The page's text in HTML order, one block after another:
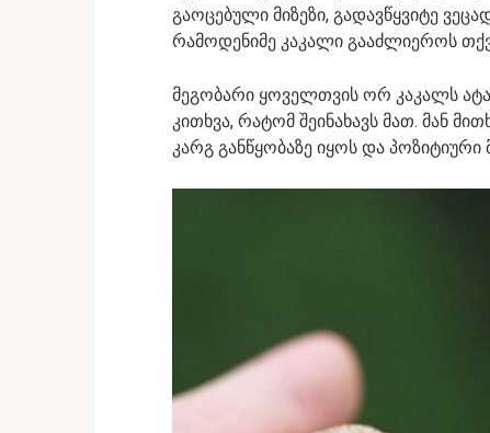
გაოცებული მიზეზი, გადავწყვიტე
რამოდენიმე კაკალი გააძლიეროს
მეგობარი ყოველთვის ორ კაკალს
კითხვა, რატომ შეინახავს მათ. მან
კარგ განწყობაზე იყოს და